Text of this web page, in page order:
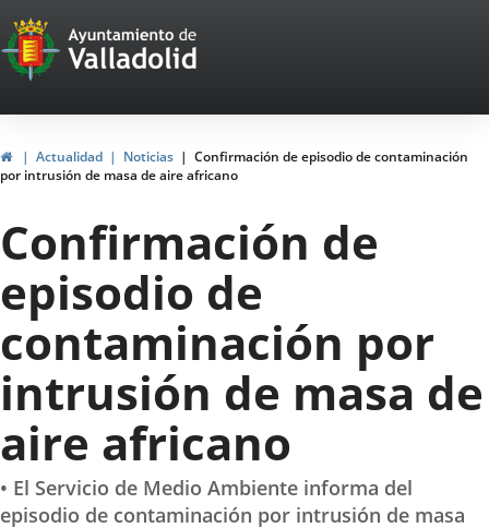
Portal
Web
del
Ayuntamiento
de
Valladolid
InicioActualidad Noticias
Confirmación de episodio de contaminación
por intrusión de masa de aire africano
Confirmación de
episodio de
contaminación por
intrusión de masa de
aire africano
• El Servicio de Medio Ambiente informa del
episodio de contaminación por intrusión de masa